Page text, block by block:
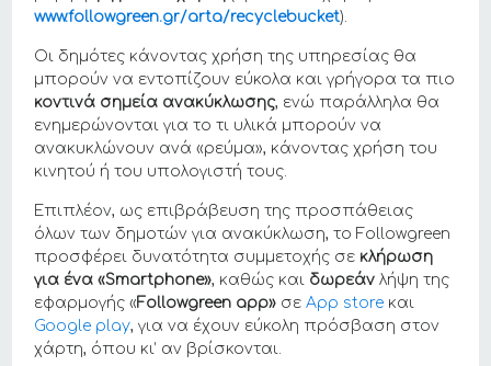
www.followgreen.gr/arta/recyclebucket).
Οι δημότες κάνοντας χρήση της υπηρεσίας θα
μπορούν να εντοπίζουν εύκολα και γρήγορα τα πιο
κοντινά σημεία ανακύκλωσης, ενώ παράλληλα θα
ενημερώνονται για το τι υλικά μπορούν να
ανακυκλώνουν ανά «ρεύμα», κάνοντας χρήση του
κινητού ή του υπολογιστή τους.
Επιπλέον, ως επιβράβευση της προσπάθειας
όλων των δημοτών για ανακύκλωση, το Followgreen
προσφέρει δυνατότητα συμμετοχής σε κλήρωση
για ένα «Smartphone», καθώς και δωρεάν λήψη της
εφαρμογής «Followgreen app» σεApp store και
Google play, για να έχουν εύκολη πρόσβαση στον
χάρτη, όπου κι’ αν βρίσκονται.